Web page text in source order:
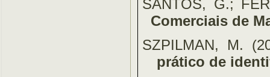
SANTOS, G.;
Comerciais de
SZPILMAN, M.
prático de